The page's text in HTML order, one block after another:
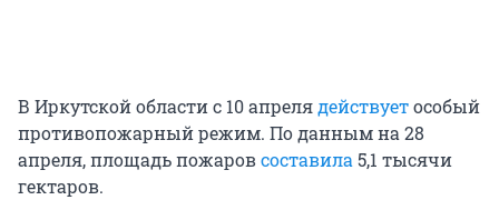
В Иркутской области с 10 апрелядействуетособый
противопожарный режим. По данным на 28
апреля, площадь пожаровсоставила 5,1 тысячи
гектаров.